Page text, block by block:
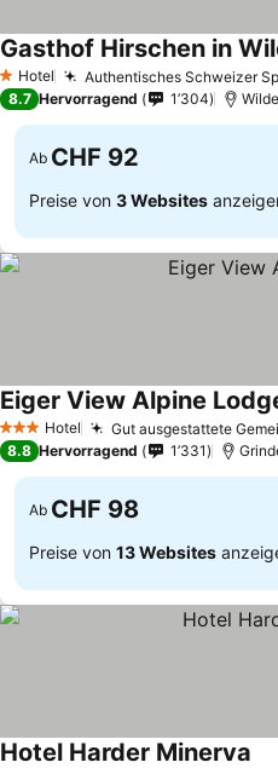
1 Sterne
Hotel Authentisches Schweizer
Gasthof Hirschen in
8.7 Hervorragend 1’304
Ab CHF 92
Preise von 3 Websites
3 SterneHotel Gut ausgestattete
Eiger View Alpine
8.8 Hervorragend 1’331
Ab CHF 98
Preise von 13 Websites
Hotel Harder Minerva